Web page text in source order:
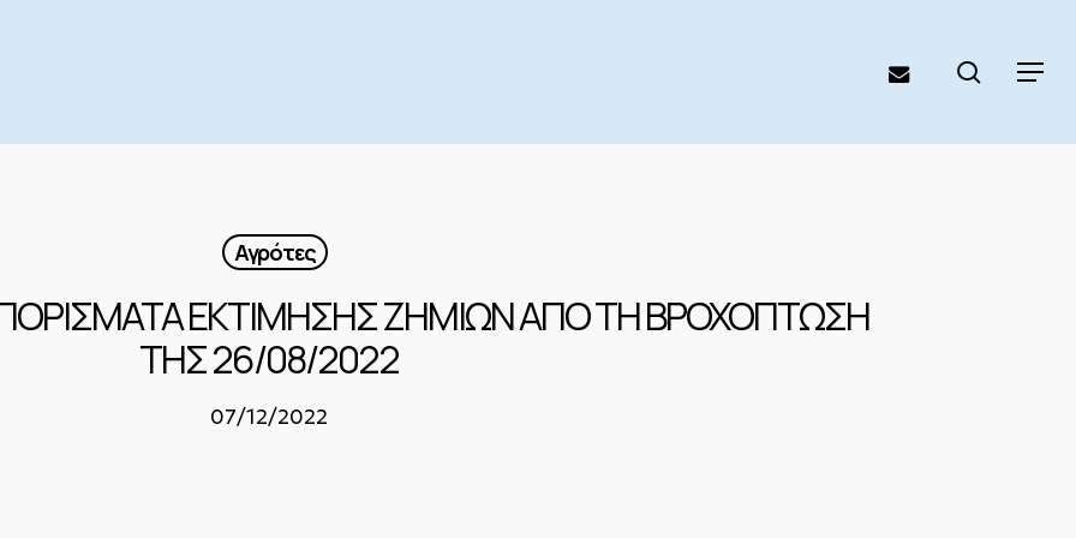
Menu
email search
Αγρότες
ΕΚΤΙΜΗΣΗΣ ΖΗΜΙΩΝ ΑΠΟ ΤΗ ΒΡΟΧΟΠΤΩΣΗ
ΤΗΣ 26/08/2022
07/12/2022